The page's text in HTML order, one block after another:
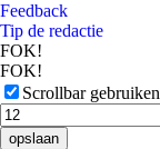
Feedback
Tip de redactie
FOK!
FOK!
Scrollbar gebruiken
opslaan